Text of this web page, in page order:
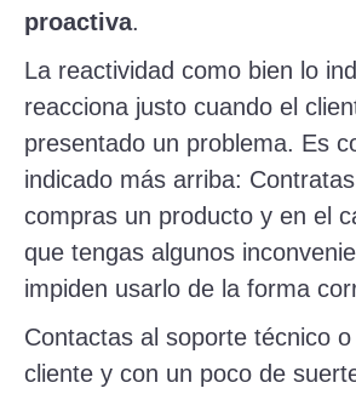
proactiva.
La reactividad como bien lo
reacciona justo cuando el
presentado un problema. Es
indicado más arriba:
compras un producto y en el
que tengas algunos
impiden usarlo de la forma
Contactas al soporte técnico o
cliente y con un poco de